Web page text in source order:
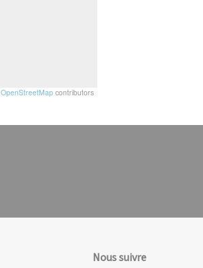
OpenStreetMapcontributors
Nous suivre